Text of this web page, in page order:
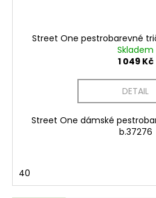
Street One pestrobarevné
Skladem
1 049 Kč
DETAIL
Street One dámské
b.37276
40